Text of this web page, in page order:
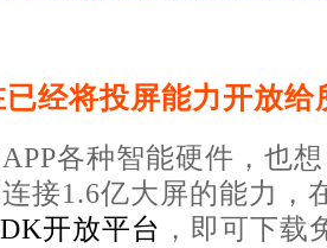
经将投屏能力开放给
各种智能硬件，也
接1.6亿大屏的能力，
开放平台 ，即可下载